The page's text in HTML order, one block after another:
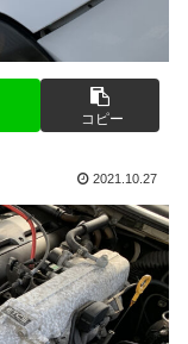
コピー
2021.10.27